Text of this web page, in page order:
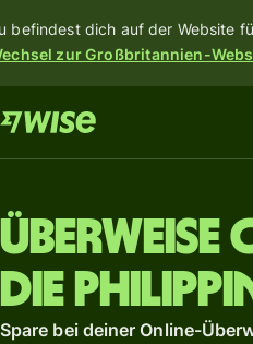
befindest dich auf der Website
zur Großbritannien-
Überweise
die
Spare bei deiner Online-